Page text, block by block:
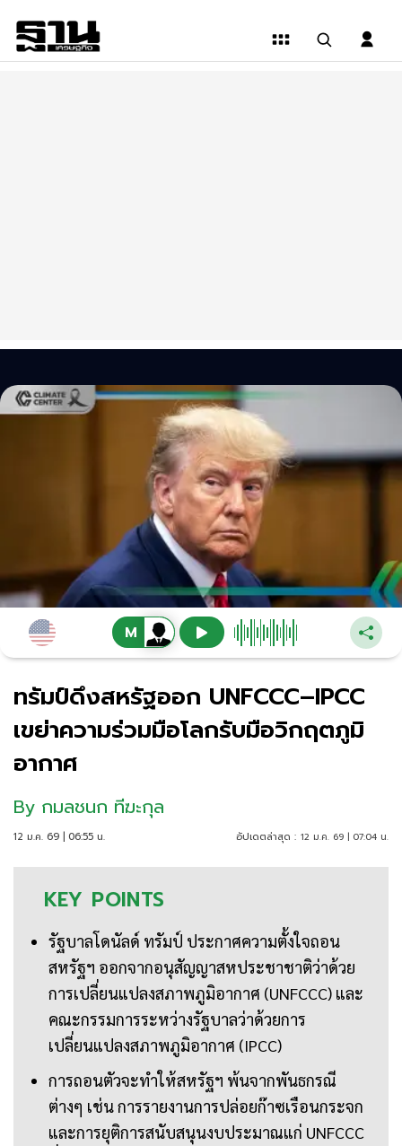
ทรัมป์ดึงสหรัฐออก UNFCCC–IPCC
เขย่าความร่วมมือโลกรับมือวิกฤตภูมิ
อากาศ
By กมลชนก ทีฆะกุล
12 ม.ค. 69 | 06:55 น. อัปเดตล่าสุด : 12 ม.ค. 69 | 07:04 น.
KEY POINTS
รัฐบาลโดนัลด์ ทรัมป์ ประกาศความตั้งใจถอน
สหรัฐฯ ออกจากอนุสัญญาสหประชาชาติว่าด้วย
การเปลี่ยนแปลงสภาพภูมิอากาศ (UNFCCC) และ
คณะกรรมการระหว่างรัฐบาลว่าด้วยการ
เปลี่ยนแปลงสภาพภูมิอากาศ (IPCC)
การถอนตัวจะทำให้สหรัฐฯ พ้นจากพันธกรณี
ต่างๆ เช่น การรายงานการปล่อยก๊าซเรือนกระจก
และการยุติการสนับสนุนงบประมาณแก่ UNFCCC